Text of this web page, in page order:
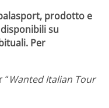
prodotto e
su
Per
“Wanted Italian Tour